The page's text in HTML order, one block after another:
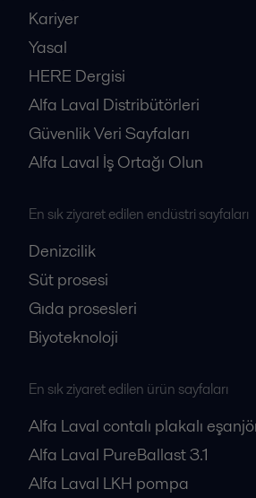
Kariyer
Yasal
HERE Dergisi
Alfa Laval Distribütörleri
Güvenlik Veri Sayfaları
Alfa Laval İş Ortağı Olun
En sık ziyaret edilen endüstri sayfaları
Denizcilik
Süt prosesi
Gıda prosesleri
Biyoteknoloji
En sık ziyaret edilen ürün sayfaları
Alfa Laval contalı plakalı
Alfa Laval PureBallast 3.1
Alfa Laval LKH pompa